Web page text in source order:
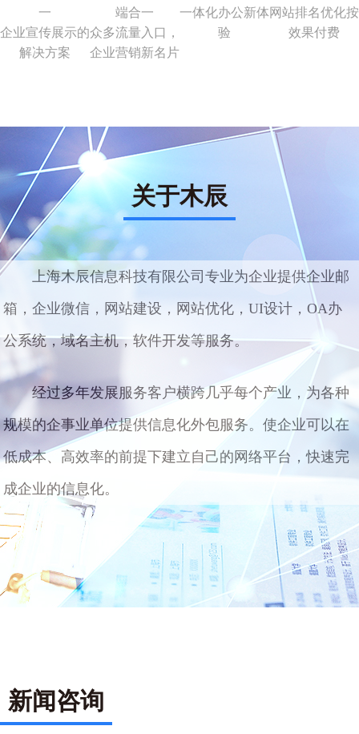
一
企业宣传展示的
解决方案
端合一
众多流量入口，
企业营销新名片
一体化办公新体
验
网站排名优化按
效果付费
关于木辰
上海木辰信息科技有限公司专业为企业提供企业邮
箱，企业微信，网站建设，网站优化，UI设计，OA办
公系统，域名主机，软件开发等服务。
经过多年发展服务客户横跨几乎每个产业，为各种
规模的企事业单位提供信息化外包服务。使企业可以在
低成本、高效率的前提下建立自己的网络平台，快速完
成企业的信息化。
新闻咨询